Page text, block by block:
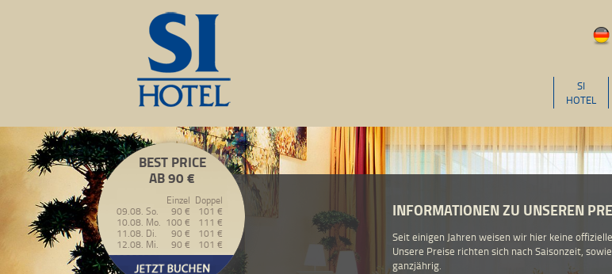
SI
HOTEL
BEST PRICE
AB 90 €
Einzel Doppel
09.08. So.
90 €
101 €
10.08. Mo. 100 €
111 €
11.08. Di.
90 €
101 €
12.08. Mi.
90 € 101 €
INFORMATIONEN ZU UNSEREN
Seit einigen Jahren weisen wir hier keine
Unsere Preise richten sich nach Saisonzeit,
ganzjährig.